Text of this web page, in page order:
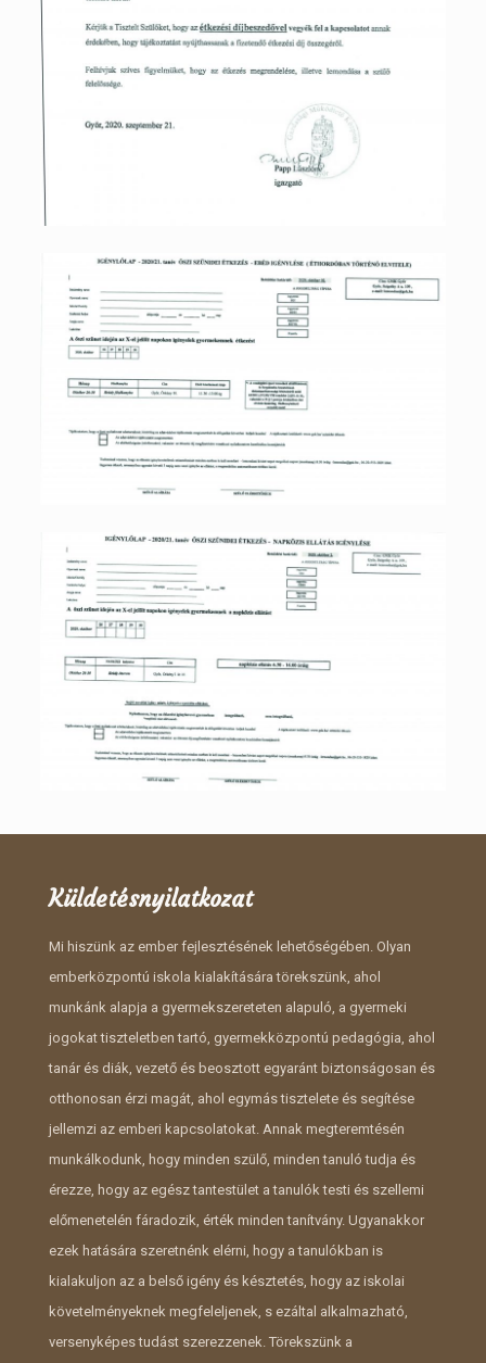
Küldetésnyilatkozat
Mi hiszünk az ember fejlesztésének lehetőségében. Olyan
emberközpontú iskola kialakítására törekszünk, ahol
munkánk alapja a gyermekszereteten alapuló, a gyermeki
jogokat tiszteletben tartó, gyermekközpontú pedagógia, ahol
tanár és diák, vezető és beosztott egyaránt biztonságosan és
otthonosan érzi magát, ahol egymás tisztelete és segítése
jellemzi az emberi kapcsolatokat. Annak megteremtésén
munkálkodunk, hogy minden szülő, minden tanuló tudja és
érezze, hogy az egész tantestület a tanulók testi és szellemi
előmenetelén fáradozik, érték minden tanítvány. Ugyanakkor
ezek hatására szeretnénk elérni, hogy a tanulókban is
kialakuljon az a belső igény és késztetés, hogy az iskolai
követelményeknek megfeleljenek, s ezáltal alkalmazható,
versenyképes tudást szerezzenek. Törekszünk a